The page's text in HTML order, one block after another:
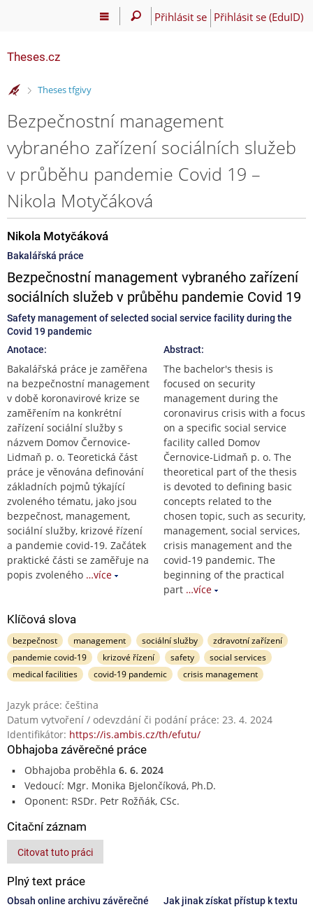
Přihlásit se Přihlásit se (EduID)
Theses.cz
>
Theses tfgivy
Bezpečnostní management
vybraného zařízení sociálních služeb
v průběhu pandemie Covid 19 –
Nikola Motyčáková
Nikola Motyčáková
Bakalářská práce
Bezpečnostní management vybraného zařízení
sociálních služeb v průběhu pandemie Covid 19
Safety management of selected social service facility during the
Covid 19 pandemic
Anotace:
Bakalářská práce je zaměřena
na bezpečnostní management
v době koronavirové krize se
zaměřením na konkrétní
zařízení sociální služby s
názvem Domov Černovice-
Lidmaň p. o. Teoretická část
práce je věnována definování
základních pojmů týkající
zvoleného tématu, jako jsou
bezpečnost, management,
sociální služby, krizové řízení
a pandemie covid-19. Začátek
praktické části se zaměřuje na
popis zvoleného …více
Abstract:
The bachelor's thesis is
focused on security
management during the
coronavirus crisis with a focus
on a specific social service
facility called Domov
Černovice-Lidmaň p. o. The
theoretical part of the thesis
is devoted to defining basic
concepts related to the
chosen topic, such as security,
management, social services,
crisis management and the
covid-19 pandemic. The
beginning of the practical
part …více
Klíčová slova
bezpečnost management sociální služby
zdravotní zařízení
pandemie covid-19
krizové řízení safety
social services
medical facilities
covid-19 pandemic crisis management
Jazyk práce: čeština
Datum vytvoření / odevzdání či podání práce: 23. 4. 2024
Identifikátor: https://is.ambis.cz/th/efutu/
Obhajoba závěrečné práce
Obhajoba proběhla 6. 6. 2024
Vedoucí: Mgr. Monika Bjelončíková, Ph.D.
Oponent: RSDr. Petr Rožňák, CSc.
Citační záznam
Citovat tuto práci
Plný text práce
Obsah online archivu závěrečné
Jak jinak získat přístup k textu